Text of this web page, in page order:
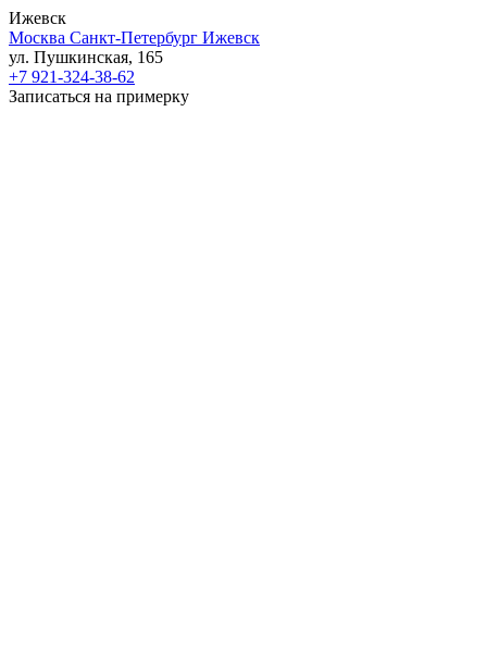
Ижевск
Москва Санкт-Петербург Ижевск
ул. Пушкинская, 165
+7 921-324-38-62
Записаться на примерку